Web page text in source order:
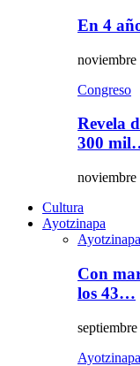
En 4
noviembre
Congreso
Revela
300
noviembre
Cultura
Ayotzinapa
Ayotzinapa
Con
los 43…
Ayotzinapa